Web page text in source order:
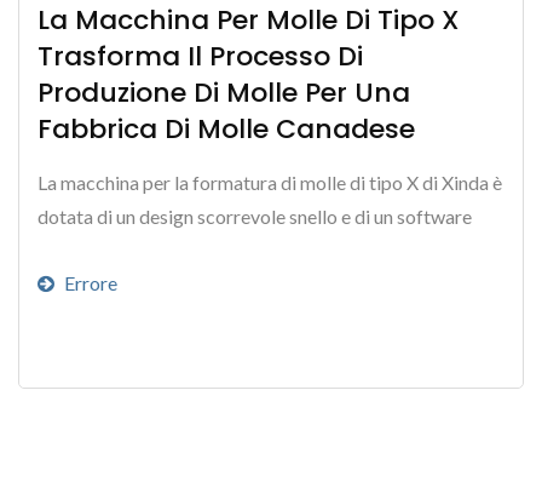
La Macchina Per Molle Di Tipo X
Trasforma Il Processo Di
Produzione Di Molle Per Una
Fabbrica Di Molle Canadese
La macchina per la formatura di molle di tipo X di Xinda è
dotata di un design scorrevole snello e di un software
Errore